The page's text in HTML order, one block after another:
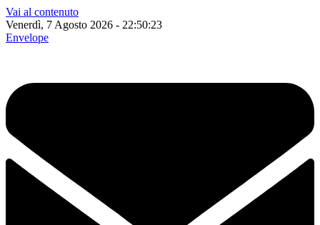
Vai al contenuto
Venerdì, 7 Agosto 2026 - 22:50:24
Envelope